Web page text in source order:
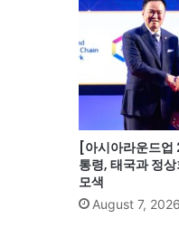
[아시아라운드
통령, 태국과 정
모색
August 7, 2026